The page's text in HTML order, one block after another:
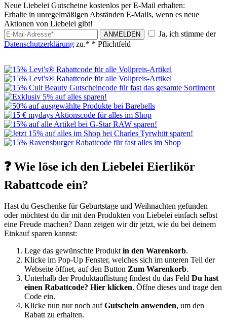
Neue Liebelei Gutscheine kostenlos per E-Mail erhalten:
Erhalte in unregelmäßigen Abständen E-Mails, wenn es neue
Aktionen von Liebelei gibt!
ANMELDEN
Ja, ich stimme der
Datenschutzerklärung zu.* * Pflichtfeld
❓ Wie löse ich den Liebelei Eierlikör
Rabattcode ein?
Hast du Geschenke für Geburtstage und Weihnachten gefunden
oder möchtest du dir mit den Produkten von Liebelei einfach selbst
eine Freude machen? Dann zeigen wir dir jetzt, wie du bei deinem
Einkauf sparen kannst:
Lege das gewünschte Produktin den Warenkorb.
Klicke im Pop-Up Fenster, welches sich im unteren Teil der
Webseite öffnet, auf den Button Zum Warenkorb.
Unterhalb der Produktauflistung findest du das Feld Du hast
einen Rabattcode? Hier klicken. Öffne dieses und trage den
Code ein.
Klicke nun nur noch aufGutschein anwenden, um den
Rabatt zu erhalten.